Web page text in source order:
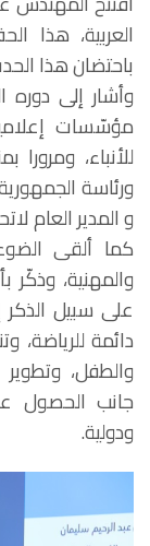
العربية، هذا
باحتضان هذا
وأشار إلى دوره
مؤسّسات
للأنباء،
ورئاسة
و المدير العام
كما ألقى
والمهنية، وذكّر
على سبيل الذكر
دائمة للرياضة،
والطفل، وتطوير
جانب الحصول
ودولية.